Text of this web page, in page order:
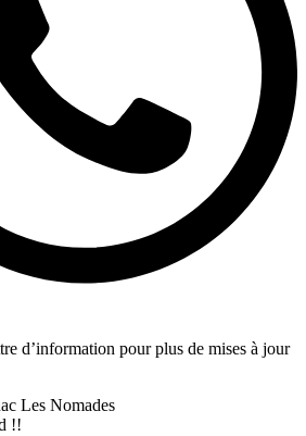
d’information pour plus de mises à jour
Les Nomades
!!